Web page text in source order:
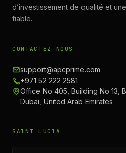
d’investissement de qualité et
fiable.
CONTACTEZ-NOUS
support@apcprime.com
+971 52 222 2581
Office No 405, Building No 13,
Dubai, United Arab Emirates
SAINT LUCIA